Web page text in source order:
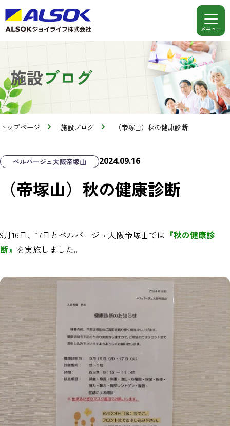
施設ブログ
トップページ 施設ブログ （帝塚山）秋の健康診断
ベルパージュ大阪帝塚山 2024.09.16
（帝塚山）秋の健康診断
9月16日、17日とベルパージュ大阪帝塚山では 『秋の健康診
断』 を実施しました。